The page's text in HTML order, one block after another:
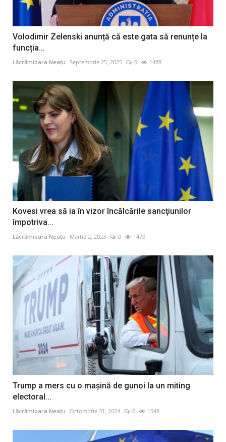
Volodimir Zelenski anunță că este gata să renunțe la
funcția...
Lăcrămioara Neațu Septembrie 25, 2025 0 1488
Kovesi vrea să ia în vizor încălcările sancţiunilor
împotriva...
Lăcrămioara Neațu Martie 2, 2023 0 1470
Trump a mers cu o mașină de gunoi la un miting
electoral...
Lăcrămioara Neațu Octombrie 31, 2024 0 1548